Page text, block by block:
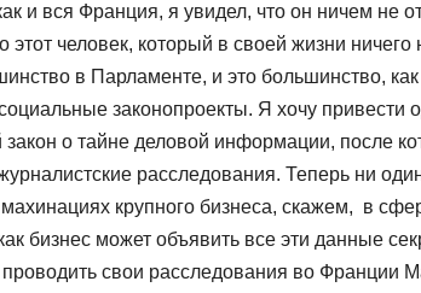
и вся Франция, я увидел, что он ничем не
человек, который в своей жизни
в Парламенте, и это большинство,
законопроекты. Я хочу привести
о тайне деловой информации, после
расследования. Теперь ни
крупного бизнеса, скажем, в
бизнес может объявить все эти данные
свои расследования во Франции